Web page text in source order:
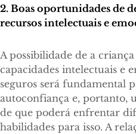
2. Boas oportunidades de
recursos intelectuais e
A possibilidade de a
capacidades intelectuais e
seguros será fundamental
autoconfiança e, portanto,
de que poderá enfrentar
habilidades para isso. A